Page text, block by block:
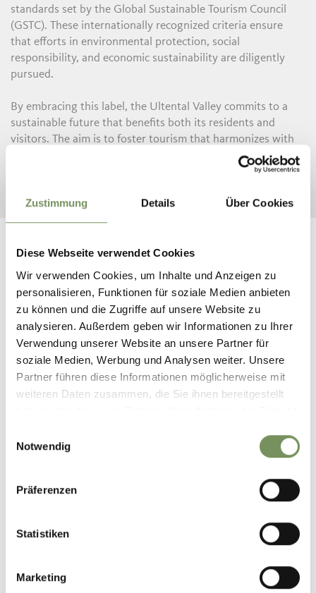
Zustimmung Details Über Cookies
Diese Webseite verwendet Cookies
Wir verwenden Cookies, um Inhalte und Anzeigen zu
personalisieren, Funktionen für soziale Medien anbieten
zu können und die Zugriffe auf unsere Website zu
analysieren. Außerdem geben wir Informationen zu Ihrer
Verwendung unserer Website an unsere Partner für
soziale Medien, Werbung und Analysen weiter. Unsere
Partner führen diese Informationen möglicherweise mit
weiteren Daten zusammen, die Sie ihnen bereitgestellt
Notwendig
Präferenzen
Statistiken
Marketing
standards set by the Global Sustainable Tourism Council
(GSTC). These internationally recognized criteria ensure
that efforts in environmental protection, social
responsibility, and economic sustainability are diligently
pursued.
By embracing this label, the Ultental Valley commits to a
sustainable future that benefits both its residents and
visitors. The aim is to foster tourism that harmonizes with
the valley’s natural environment and traditions, ensuring
the preservation of resources and the long-term well-being
ACCOMMODATIONS WHO SET A
GOOD EXAMPLE!
WALTERSHOF
HOTEL UNTERPICHL
VITALHOTEL RAINER